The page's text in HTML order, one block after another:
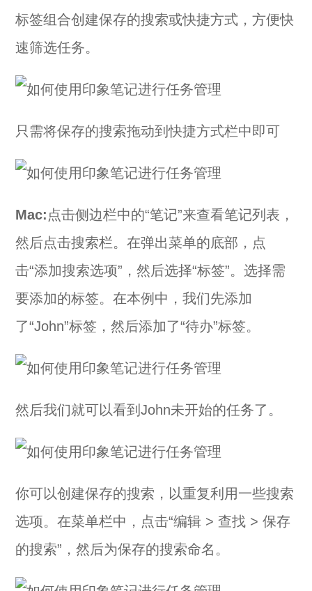
标签组合创建保存的搜索或快捷方式，方便快
速筛选任务。
只需将保存的搜索拖动到快捷方式栏中即可
Mac: 点击侧边栏中的“笔记”来查看笔记列表，
然后点击搜索栏。在弹出菜单的底部，点
击“添加搜索选项”，然后选择“标签”。选择需
要添加的标签。在本例中，我们先添加
了“John”标签，然后添加了“待办”标签。
然后我们就可以看到John未开始的任务了。
你可以创建保存的搜索，以重复利用一些搜索
选项。在菜单栏中，点击“编辑 > 查找 > 保存
的搜索”，然后为保存的搜索命名。